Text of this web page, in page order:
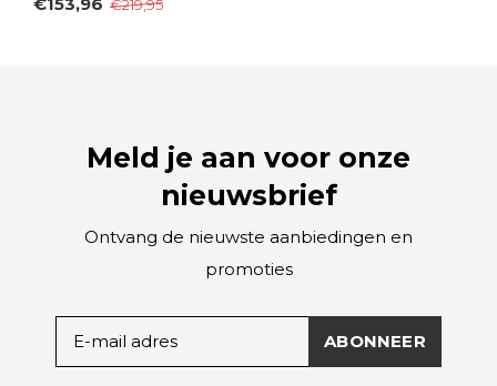
€219,95
Meld je aan voor onze
nieuwsbrief
Ontvang de nieuwste aanbiedingen en
promoties
ABONNEER